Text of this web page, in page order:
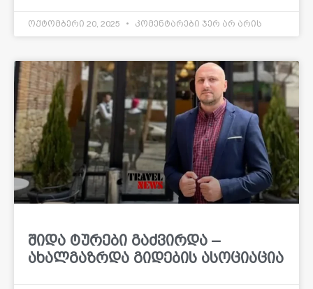
ოქტომბერი 20, 2025 კომენტარები ჯერ არ არის
შიდა ტურები გაძვირდა –
ახალგაზრდა გიდების ასოციაცია